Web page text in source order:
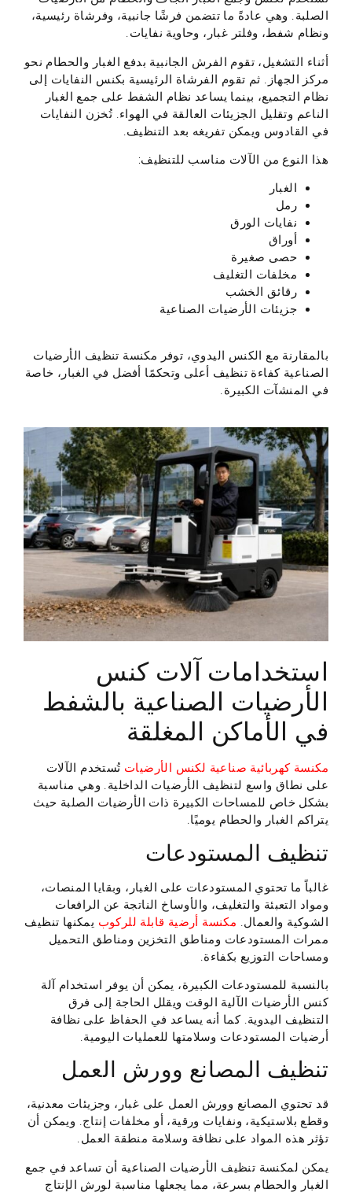
الصلبة. وهي عادةً ما تتضمن فرشًا جانبية، وفرشاة رئيسية،
ونظام شفط، وفلتر غبار، وحاوية نفايات.
أثناء التشغيل، تقوم الفرش الجانبية بدفع الغبار والحطام نحو
مركز الجهاز. ثم تقوم الفرشاة الرئيسية بكنس النفايات إلى
نظام التجميع، بينما يساعد نظام الشفط على جمع الغبار
الناعم وتقليل الجزيئات العالقة في الهواء. تُخزن النفايات
في القادوس ويمكن تفريغه بعد التنظيف.
هذا النوع من الآلات مناسب للتنظيف:
الغبار
رمل
نفايات الورق
أوراق
حصى صغيرة
مخلفات التغليف
رقائق الخشب
جزيئات الأرضيات الصناعية
بالمقارنة مع الكنس اليدوي، توفر مكنسة تنظيف الأرضيات
الصناعية كفاءة تنظيف أعلى وتحكمًا أفضل في الغبار، خاصة
في المنشآت الكبيرة.
استخدامات آلات كنس
الأرضيات الصناعية بالشفط
في الأماكن المغلقة
مكنسة كهربائية صناعية لكنس الأرضيات تُستخدم الآلات
على نطاق واسع لتنظيف الأرضيات الداخلية. وهي مناسبة
بشكل خاص للمساحات الكبيرة ذات الأرضيات الصلبة حيث
يتراكم الغبار والحطام يوميًا.
تنظيف المستودعات
غالباً ما تحتوي المستودعات على الغبار، وبقايا المنصات،
ومواد التعبئة والتغليف، والأوساخ الناتجة عن الرافعات
الشوكية والعمال. مكنسة أرضية قابلة للركوب يمكنها تنظيف
ممرات المستودعات ومناطق التخزين ومناطق التحميل
ومساحات التوزيع بكفاءة.
بالنسبة للمستودعات الكبيرة، يمكن أن يوفر استخدام آلة
كنس الأرضيات الآلية الوقت ويقلل الحاجة إلى فرق
التنظيف اليدوية. كما أنه يساعد في الحفاظ على نظافة
أرضيات المستودعات وسلامتها للعمليات اليومية.
تنظيف المصانع وورش العمل
قد تحتوي المصانع وورش العمل على غبار، وجزيئات معدنية،
وقطع بلاستيكية، ونفايات ورقية، أو مخلفات إنتاج. ويمكن أن
تؤثر هذه المواد على نظافة وسلامة منطقة العمل.
يمكن لمكنسة تنظيف الأرضيات الصناعية أن تساعد في جمع
الغبار والحطام بسرعة، مما يجعلها مناسبة لورش الإنتاج